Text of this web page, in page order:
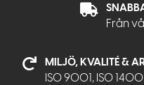
Från
MILJÖ, KVALITÉ &
ISO 9001, ISO